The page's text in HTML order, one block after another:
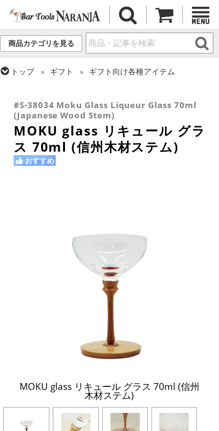
商品カテゴリを見る
トップ ギフト
ギフト向け各種アイテム
その他ブランド
スピリッツ・リキュール
#S-38034 Moku Glass Liqueur Glass 70ml
(Japanese Wood Stem)
MOKU glass リキュール グラ
ス 70ml (信州木材ステム)
おすすめ
MOKU glass リキュール グラス 70ml (信州
木材ステム)